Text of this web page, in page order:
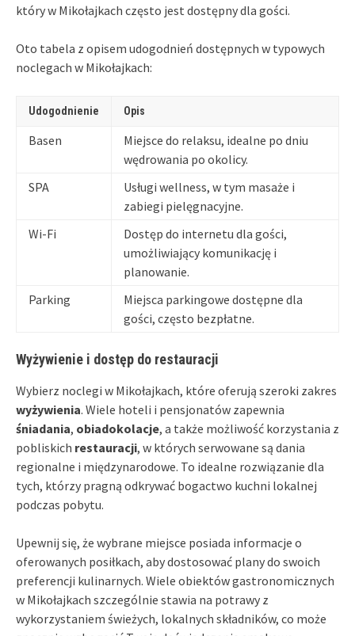
który w Mikołajkach często jest dostępny dla gości.
Oto tabela z opisem udogodnień dostępnych w typowych
noclegach w Mikołajkach:
Udogodnienie Opis
Basen
Miejsce do relaksu, idealne po dniu
wędrowania po okolicy.
SPA
Usługi wellness, w tym masaże i
zabiegi pielęgnacyjne.
Wi-Fi
Dostęp do internetu dla gości,
umożliwiający komunikację i
planowanie.
Parking
Miejsca parkingowe dostępne dla
gości, często bezpłatne.
Wyżywienie i dostęp do restauracji
Wybierz noclegi w Mikołajkach, które oferują szeroki zakres
wyżywienia. Wiele hoteli i pensjonatów zapewnia
śniadania, obiadokolacje, a także możliwość korzystania z
pobliskich restauracji, w których serwowane są dania
regionalne i międzynarodowe. To idealne rozwiązanie dla
tych, którzy pragną odkrywać bogactwo kuchni lokalnej
podczas pobytu.
Upewnij się, że wybrane miejsce posiada informacje o
oferowanych posiłkach, aby dostosować plany do swoich
preferencji kulinarnych. Wiele obiektów gastronomicznych
w Mikołajkach szczególnie stawia na potrawy z
wykorzystaniem świeżych, lokalnych składników, co może